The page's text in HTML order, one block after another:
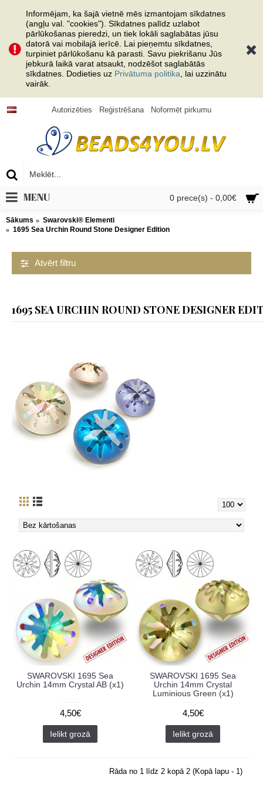
Informējam, ka šajā vietnē mēs izmantojam sīkdatnes
(angļu val. "cookies"). Sīkdatnes palīdz uzlabot
pārlūkošanas pieredzi, un tiek lokāli saglabātas jūsu
datorā vai mobilajā ierīcē. Lai pieņemtu sīkdatnes,
turpiniet pārlūkošanu kā parasti. Savu piekrišanu Jūs
jebkurā laikā varat atsaukt, nodzēšot saglabātās
sīkdatnes. Dodieties uz Privātuma politika , lai uzzinātu
vairāk.
Autorizēties Reģistrēšana Noformēt pirkumu
0 prece(s) - 0,00€
MENU
Sākums
Swarovski® Elementi
1695 Sea Urchin Round Stone Designer Edition
Atvērt filtru
1695 SEA URCHIN ROUND STONE DESIGNER
SWAROVSKI 1695 Sea
Urchin 14mm Crystal AB (x1)
4,50€
Ielikt grozā
SWAROVSKI 1695 Sea
Urchin 14mm Crystal
Luminious Green (x1)
4,50€
Ielikt grozā
Rāda no 1 līdz 2 kopā 2 (Kopā lapu - 1)